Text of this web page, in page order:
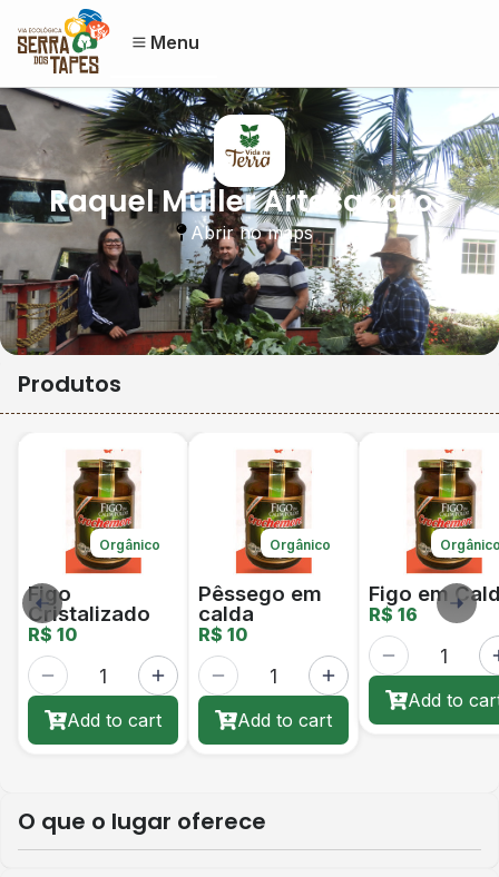
Menu
Raquel Müller Artesanatos
Abrir no maps
Produtos
Orgânico
Figo
Cristalizado
R$ 10
Add to cart
Orgânico
Pêssego em
calda
R$ 10
Add to cart
Figo em
R$ 16
Add to
O que o lugar oferece